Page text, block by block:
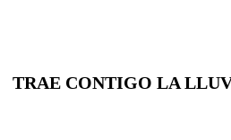
TRAE CONTIGO LA